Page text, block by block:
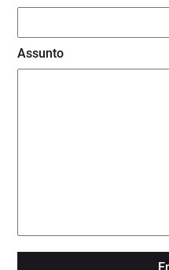
Assunto